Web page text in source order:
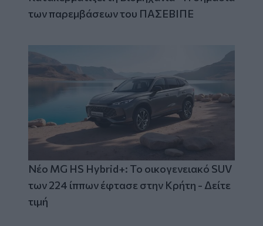
των παρεμβάσεων του ΠΑΣΕΒΙΠΕ
Νέο MG HS Hybrid+: Το οικογενειακό SUV
των 224 ίππων έφτασε στην Κρήτη - Δείτε
τιμή